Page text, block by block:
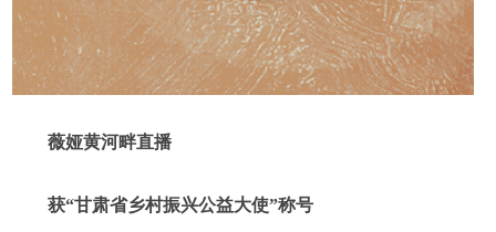
薇娅黄河畔直播
获“甘肃省乡村振兴公益大使”称号